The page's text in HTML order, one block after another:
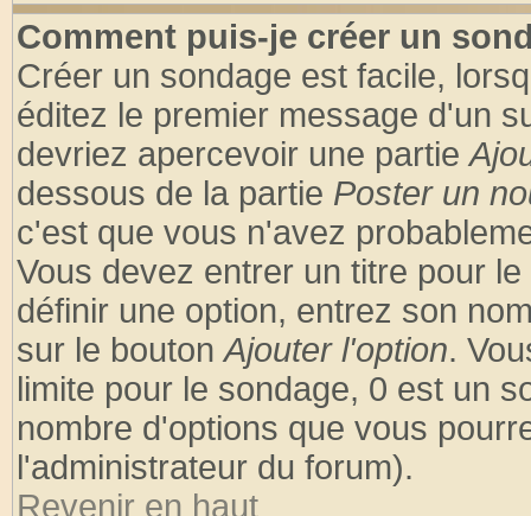
Comment puis-je créer un
Créer un sondage est facile,
éditez le premier message d'un
devriez apercevoir une partie
dessous de la partie Poster un
c'est que vous n'avez
Vous devez entrer un titre pour
définir une option, entrez son
sur le boutonAjouter l'option.
limite pour le sondage, 0 est un
nombre d'options que vous
l'administrateur du forum).
Revenir en haut